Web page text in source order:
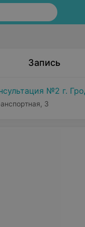
Запись
№2 г.
3